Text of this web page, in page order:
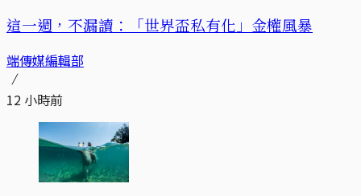
這一週，不漏讀：「世界盃私有化」金權風暴
端傳媒編輯部
12 小時前